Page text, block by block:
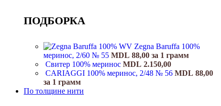
ПОДБОРКА
Zegna Baruffa 100%
меринос, 2/60 № 55 MDL 88,00 за 1 грамм
Свитер 100% меринос MDL 2.150,00
CARIAGGI 100% меринос, 2/48 № 56 MDL 88,00
за 1 грамм
По толщине нити